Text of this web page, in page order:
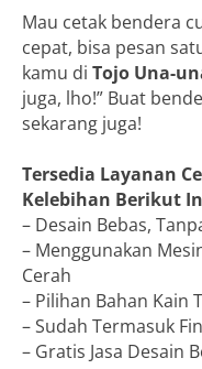
Mau cetak bendera
cepat, bisa pesan
kamu di Tojo Una-
juga, lho!” Buat
sekarang juga!
Tersedia Layanan
Kelebihan Berikut
– Desain Bebas,
– Menggunakan
Cerah
– Pilihan Bahan Kain
– Sudah Termasuk
– Gratis Jasa Desain